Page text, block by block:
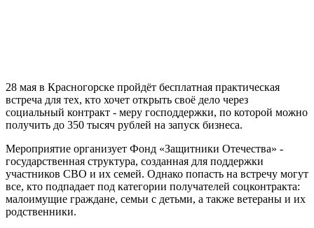
28 мая в Красногорске пройдёт бесплатная практическая
встреча для тех, кто хочет открыть своё дело через
социальный контракт - меру господдержки, по которой можно
получить до 350 тысяч рублей на запуск бизнеса.
Мероприятие организует Фонд «Защитники Отечества» -
государственная структура, созданная для поддержки
участников СВО и их семей. Однако попасть на встречу могут
все, кто подпадает под категории получателей соцконтракта:
малоимущие граждане, семьи с детьми, а также ветераны и их
родственники.